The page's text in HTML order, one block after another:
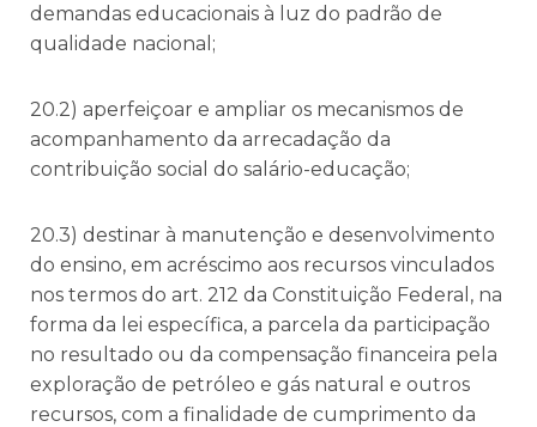
demandas educacionais à luz do padrão de
qualidade nacional;
20.2) aperfeiçoar e ampliar os mecanismos de
acompanhamento da arrecadação da
contribuição social do salário-educação;
20.3) destinar à manutenção e desenvolvimento
do ensino, em acréscimo aos recursos vinculados
nos termos do art. 212 da Constituição Federal, na
forma da lei específica, a parcela da participação
no resultado ou da compensação financeira pela
exploração de petróleo e gás natural e outros
recursos, com a finalidade de cumprimento da